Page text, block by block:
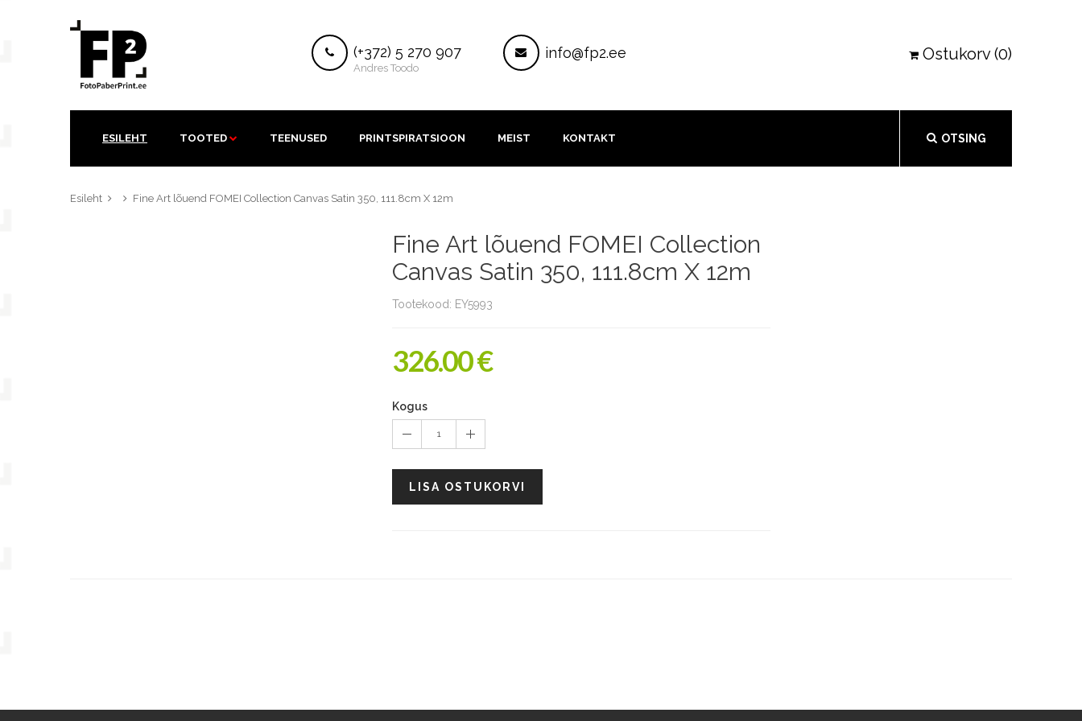
(+372) 5 270 907
Andres Toodo
Post
info@fp2.ee Ostukorv (0)
OTSING
ESILEHT TOOTED TEENUSED PRINTSPIRATSIOON MEIST KONTAKT
Esileht Fine Art lõuend FOMEI Collection Canvas Satin 350, 111.8cm X 12m
Fine Art lõuend FOMEI Collection
Canvas Satin 350, 111.8cm X 12m
Tootekood: EY5993
326.00 €
Kogus
1
LISA OSTUKORVI